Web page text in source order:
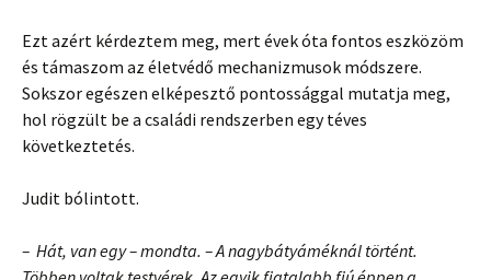
Ezt azért kérdeztem meg, mert évek óta fontos eszközöm
és támaszom az életvédő mechanizmusok módszere.
Sokszor egészen elképesztő pontossággal mutatja meg,
hol rögzült be a családi rendszerben egy téves
következtetés.
Judit bólintott.
– Hát, van egy – mondta. – A nagybátyáméknál történt.